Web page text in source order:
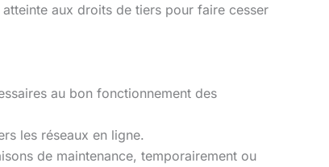
aux droits de tiers pour faire cesser
au bon fonctionnement des
les réseaux en ligne.
de maintenance, temporairement ou